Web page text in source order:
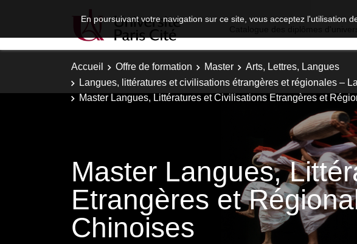
En poursuivant votre navigation sur ce site, vous acceptez l'utilisation
Accueil Offre de formation Master
Arts, Lettres, Langues
Langues, littératures et civilisations étrangères et régionales –
Master Langues, Littératures et Civilisations Etrangères et
Master Langues,
Etrangères et
Chinoises